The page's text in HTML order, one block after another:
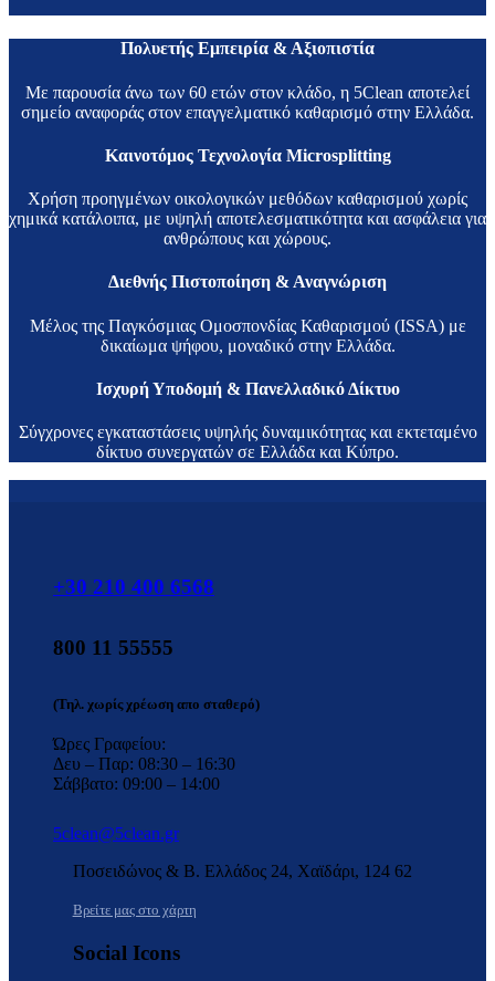
Πολυετής Εμπειρία & Αξιοπιστία
Με παρουσία άνω των 60 ετών στον κλάδο, η 5Clean αποτελεί
σημείο αναφοράς στον επαγγελματικό καθαρισμό στην Ελλάδα.
Καινοτόμος Τεχνολογία Microsplitting
Χρήση προηγμένων οικολογικών μεθόδων καθαρισμού χωρίς
χημικά κατάλοιπα, με υψηλή αποτελεσματικότητα και ασφάλεια για
ανθρώπους και χώρους.
Διεθνής Πιστοποίηση & Αναγνώριση
Μέλος της Παγκόσμιας Ομοσπονδίας Καθαρισμού (ISSA) με
δικαίωμα ψήφου, μοναδικό στην Ελλάδα.
Ισχυρή Υποδομή & Πανελλαδικό Δίκτυο
Σύγχρονες εγκαταστάσεις υψηλής δυναμικότητας και εκτεταμένο
δίκτυο συνεργατών σε Ελλάδα και Κύπρο.
+30 210 400 6568
800 11 55555
(Τηλ. χωρίς χρέωση απο σταθερό)
Ώρες Γραφείου:
Δευ – Παρ: 08:30 – 16:30
Σάββατο: 09:00 – 14:00
5clean@5clean.gr
Ποσειδώνος & Β. Ελλάδος 24, Χαϊδάρι, 124 62
Βρείτε μας στο χάρτη
Social Icons